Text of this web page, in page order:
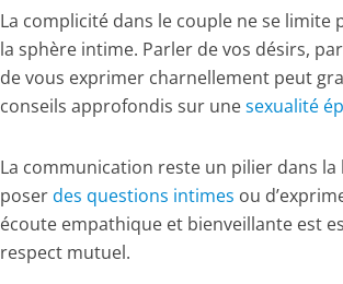
La complicité dans le couple ne se
la sphère intime. Parler de vos désirs,
de vous exprimer charnellement peut
conseils approfondis sur unesexualité
La communication reste un pilier dans
poserdes questions intimes ou
écoute empathique et bienveillante est
respect mutuel.